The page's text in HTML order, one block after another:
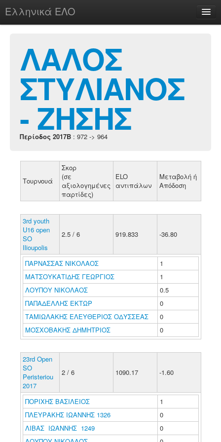
Ελληνικά ΕΛΟ
chesstu.be @ discord
Login
ΛΑΛΟΣ
ΣΤΥΛΙΑΝΟΣ
- ΖΗΣΗΣ
Περίοδος 2017B : 972 -> 964
Τουρνουά
Σκορ
(σε
αξιολογημένες
παρτίδες)
ELO
αντιπάλων
Μεταβολή ή
Απόδοση
3rd youth
U16 open
SO
Ilioupolis
2.5 / 6 919.833 -36.80
ΠΑΡΝΑΣΣΑΣ ΝΙΚΟΛΑΟΣ
1
ΜΑΤΣΟΥΚΑΤΙΔΗΣ ΓΕΩΡΓΙΟΣ
1
ΛΟΥΠΟΥ ΝΙΚΟΛΑΟΣ
0.5
ΠΑΠΑΔΕΛΛΗΣ ΕΚΤΩΡ
0
ΤΑΜΙΩΛΑΚΗΣ ΕΛΕΥΘΕΡΙΟΣ ΟΔΥΣΣΕΑΣ
0
ΜΟΣΧΟΒΑΚΗΣ ΔΗΜΗΤΡΙΟΣ
0
23rd Open
SO
Peristeriou
2017
2 / 6 1090.17 -1.60
ΠΟΡΙΧΗΣ ΒΑΣΙΛΕΙΟΣ
1
ΠΛΕΥΡΑΚΗΣ ΙΩΑΝΝΗΣ 1326
0
ΛΙΒΑΣ ΙΩΑΝΝΗΣ 1249
0